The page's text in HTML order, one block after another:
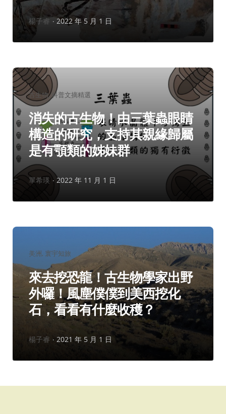
作
楊子睿 2022 年 5 月 1 日
分
類：
古生物 科普文摘精選
消失的古生物！由三葉蟲眼睛
構造的研究，支持其親緣歸屬
是有顎類的姊妹群
作
單希瑛 2022 年 11 月 1 日
分
類：
美洲 寰宇知旅
來去挖恐龍！古生物學家出野
外囉！風塵僕僕到美西挖化
石，看看有什麼收穫？
作
楊子睿 2021 年 5 月 1 日